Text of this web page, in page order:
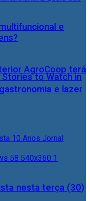
AgroCoop terá
e lazer
nesta terça (30)
e
to Watch in